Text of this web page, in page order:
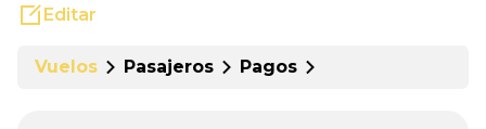
Editar
Vuelos Pasajeros Pagos